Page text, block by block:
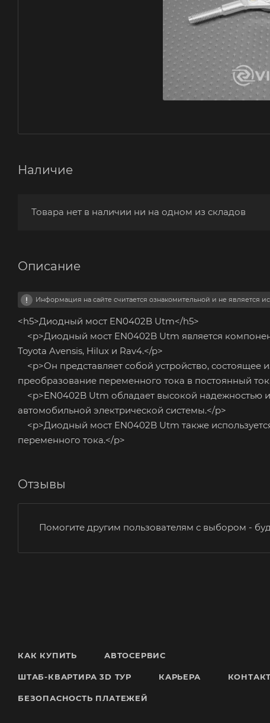
Наличие
Товара нет в наличии ни на одном из складов
Описание
Информация на сайте считается ознакомительной и не является
<h5>Диодный мост EN0402B Utm</h5>
<p>Диодный мост EN0402B Utm является
Toyota Avensis, Hilux и Rav4.</p>
<p>Он представляет собой устройство, состоящее
преобразование переменного тока в постоянный
<p>EN0402B Utm обладает высокой надежностью
автомобильной электрической системы.</p>
<p>Диодный мост EN0402B Utm также
переменного тока.</p>
Отзывы
Помогите другим пользователям с выбором -
КАК КУПИТЬ АВТОСЕРВИС
ШТАБ-КВАРТИРА 3D ТУР КАРЬЕРА
БЕЗОПАСНОСТЬ ПЛАТЕЖЕЙ